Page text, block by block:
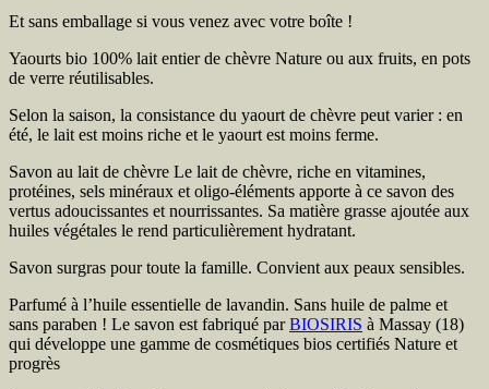
Et sans emballage si vous venez avec votre boîte !
Yaourts bio 100% lait entier de chèvre Nature ou aux fruits, en pots
de verre réutilisables.
Selon la saison, la consistance du yaourt de chèvre peut varier : en
été, le lait est moins riche et le yaourt est moins ferme.
Savon au lait de chèvre Le lait de chèvre, riche en vitamines,
protéines, sels minéraux et oligo-éléments apporte à ce savon des
vertus adoucissantes et nourrissantes. Sa matière grasse ajoutée aux
huiles végétales le rend particulièrement hydratant.
Savon surgras pour toute la famille. Convient aux peaux sensibles.
Parfumé à l’huile essentielle de lavandin. Sans huile de palme et
sans paraben ! Le savon est fabriqué parBIOSIRIS à Massay (18)
qui développe une gamme de cosmétiques bios certifiés Nature et
progrès